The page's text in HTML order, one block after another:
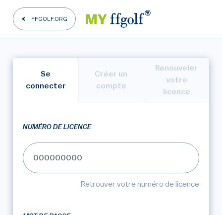
FFGOLF.ORG
Se
connecter
Créer un
compte
Renouveler
votre
licence
NUMÉRO DE LICENCE
Retrouver votre numéro de licence